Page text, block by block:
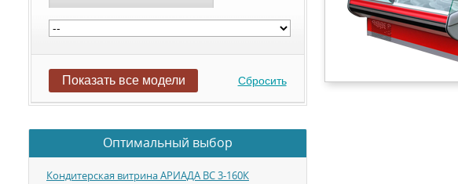
Показать все модели Сбросить
Оптимальный выбор
Кондитерская витрина АРИАДА ВС 3-160К